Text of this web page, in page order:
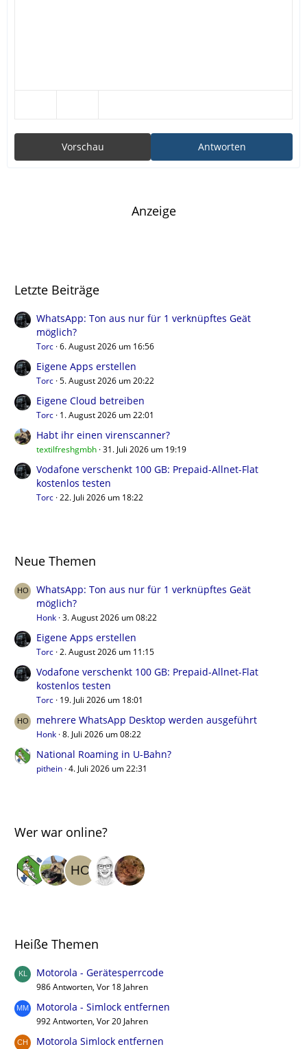
Antworten
Vorschau
Anzeige
Letzte Beiträge
WhatsApp: Ton aus nur für 1 verknüpftes Geät
möglich?
Torc 6. August 2026 um 16:56
Eigene Apps erstellen
Torc 5. August 2026 um 20:22
Eigene Cloud betreiben
Torc 1. August 2026 um 22:01
Habt ihr einen virenscanner?
textilfreshgmbh 31. Juli 2026 um 19:19
Vodafone verschenkt 100 GB: Prepaid-Allnet-Flat
kostenlos testen
Torc 22. Juli 2026 um 18:22
Neue Themen
WhatsApp: Ton aus nur für 1 verknüpftes Geät
möglich?
Honk 3. August 2026 um 08:22
Eigene Apps erstellen
Torc 2. August 2026 um 11:15
Vodafone verschenkt 100 GB: Prepaid-Allnet-Flat
kostenlos testen
Torc 19. Juli 2026 um 18:01
mehrere WhatsApp Desktop werden ausgeführt
Honk 8. Juli 2026 um 08:22
National Roaming in U-Bahn?
pithein 4. Juli 2026 um 22:31
Wer war online?
Heiße Themen
Motorola - Gerätesperrcode
986 Antworten, Vor 18 Jahren
Motorola - Simlock entfernen
992 Antworten, Vor 20 Jahren
Motorola Simlock entfernen